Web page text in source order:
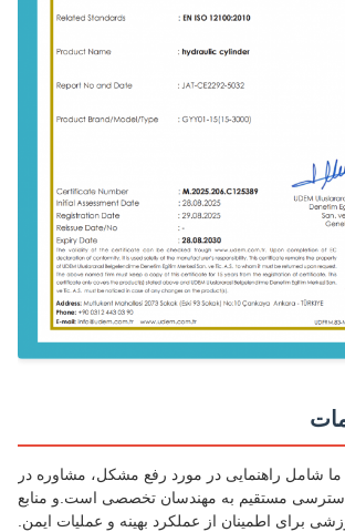
راهنمایی در مورد رفع مشکل، مشاوره در
مستقیم به مهندسان تخصصی است.و منابع
اطمینان از عملکرد بهینه و عملیات ایمن.